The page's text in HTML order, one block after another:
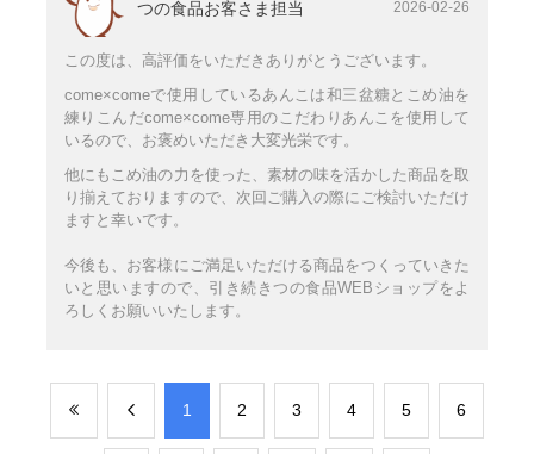
つの食品お客さま担当 2026-02-26
この度は、高評価をいただきありがとうございます。
come×comeで使用しているあんこは和三盆糖とこめ油を
練りこんだcome×come専用のこだわりあんこを使用して
いるので、お褒めいただき大変光栄です。
他にもこめ油の力を使った、素材の味を活かした商品を取
り揃えておりますので、次回ご購入の際にご検討いただけ
ますと幸いです。
今後も、お客様にご満足いただける商品をつくっていきた
いと思いますので、引き続きつの食品WEBショップをよ
ろしくお願いいたします。
​1 ​2 ​3 ​4 ​5 ​6